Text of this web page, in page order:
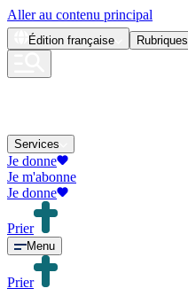
Aller au contenu principal
Édition française Rubriques
Services
Je donne
Je m'abonne
Je donne
Prier
Menu
Prier